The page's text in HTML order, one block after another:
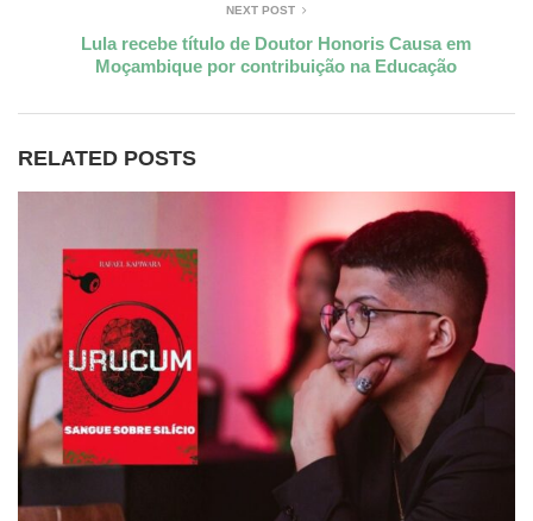
NEXT POST
Lula recebe título de Doutor Honoris Causa em
Moçambique por contribuição na Educação
RELATED POSTS